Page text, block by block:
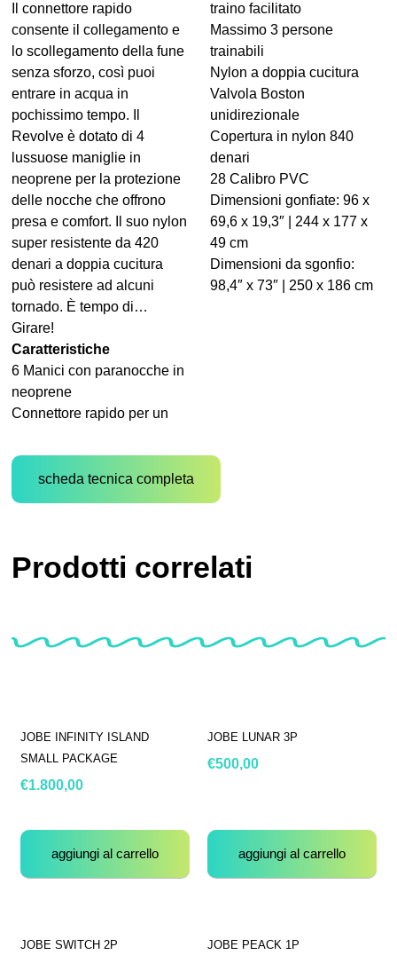
Il connettore rapido
consente il collegamento e
lo scollegamento della fune
senza sforzo, così puoi
entrare in acqua in
pochissimo tempo. Il
Revolve è dotato di 4
lussuose maniglie in
neoprene per la protezione
delle nocche che offrono
presa e comfort. Il suo nylon
super resistente da 420
denari a doppia cucitura
può resistere ad alcuni
tornado. È tempo di…
Girare!
Caratteristiche
6 Manici con paranocche in
neoprene
Connettore rapido per un
traino facilitato
Massimo 3 persone
trainabili
Nylon a doppia cucitura
Valvola Boston
unidirezionale
Copertura in nylon 840
denari
28 Calibro PVC
Dimensioni gonfiate: 96 x
69,6 x 19,3″ | 244 x 177 x
49 cm
Dimensioni da sgonfio:
98,4″ x 73″ | 250 x 186 cm
scheda tecnica completa
Prodotti correlati
JOBE INFINITY ISLAND
SMALL PACKAGE
€1.800,00
aggiungi al carrello
JOBE LUNAR 3P
€500,00
aggiungi al carrello
JOBE SWITCH 2P JOBE PEACK 1P